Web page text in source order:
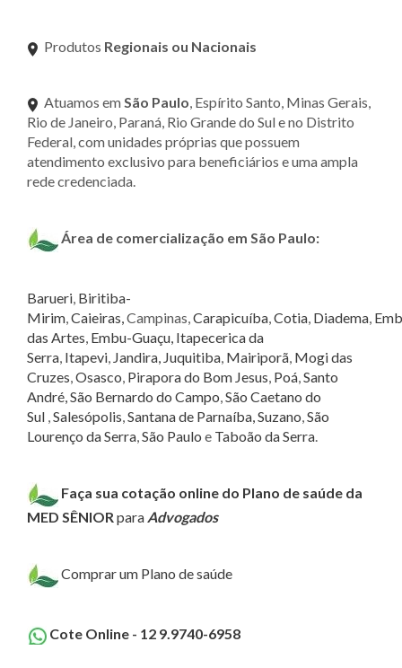
Produtos Regionais ou Nacionais
Atuamos emSão Paulo, Espírito Santo, Minas Gerais,
Rio de Janeiro, Paraná, Rio Grande do Sul e no Distrito
Federal, com unidades próprias que possuem
atendimento exclusivo para beneficiários e uma ampla
rede credenciada.
Área de comercialização em São Paulo:
Barueri, Biritiba-
Mirim,Caieiras,Campinas,Carapicuíba,Cotia, Diadema,
das Artes, Embu-Guaçu, Itapecerica da
Serra, Itapevi, Jandira, Juquitiba, Mairiporã, Mogi das
Cruzes,Osasco, Pirapora do Bom Jesus, Poá,Santo
André,São Bernardo do Campo,São Caetano do
Sul ,Salesópolis,Santana de Parnaíba,Suzano,São
Lourenço da Serra,São Paulo e Taboão da Serra.
Faça sua cotação online do Plano de saúde da
MED SÊNIORpara Advogados
Comprar um Plano de saúde
Cote Online - 12 9.9740-6958